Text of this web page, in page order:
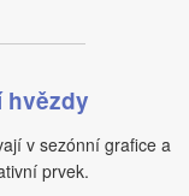
hvězdy
v sezónní grafice a
prvek.